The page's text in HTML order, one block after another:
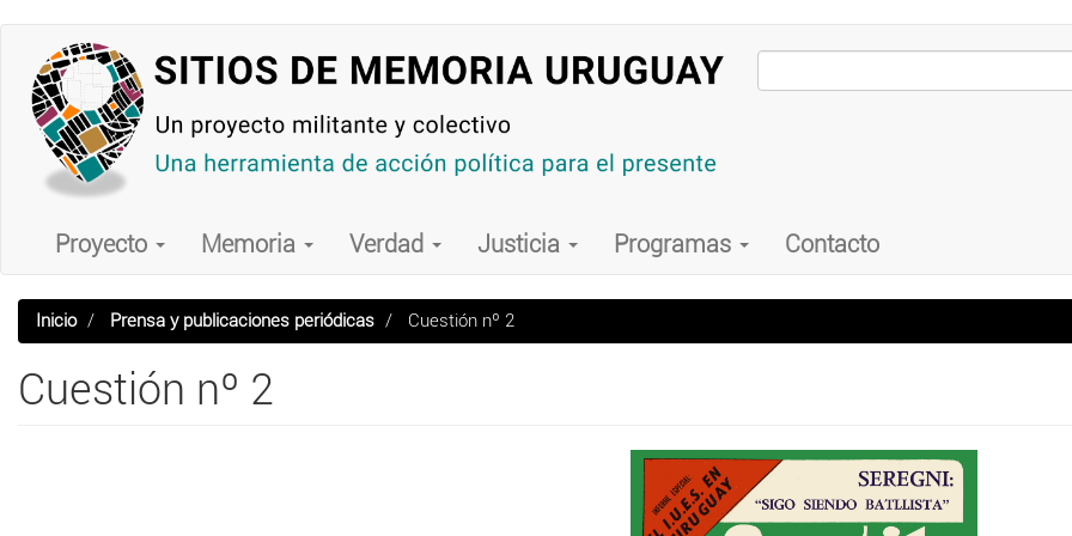
contenido
principal
Main
navigation
Proyecto Memoria Verdad Justicia Programas Contacto
Inicio Prensa y publicaciones periódicas Cuestión nº 2
Cuestión nº 2